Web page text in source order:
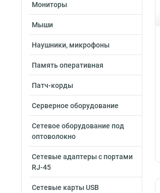
Мониторы
Мыши
Наушники, микрофоны
Память оперативная
Патч-корды
Серверное оборудование
Сетевое оборудование под
оптоволокно
Сетевые адаптеры с портами
RJ-45
Сетевые карты USB